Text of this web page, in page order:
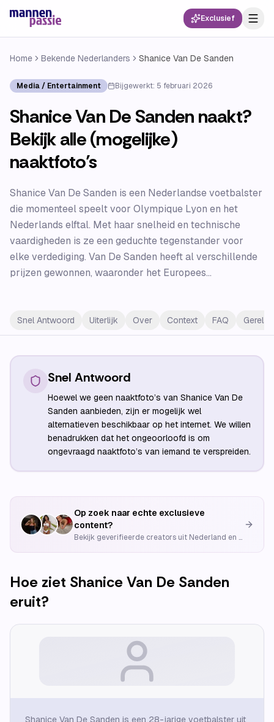
Exclusief
Home Bekende Nederlanders Shanice Van De Sanden
Media / Entertainment Bijgewerkt: 5 februari 2026
Shanice Van De Sanden naakt?
Bekijk alle (mogelijke)
naaktfoto’s
Shanice Van De Sanden is een Nederlandse voetbalster
die momenteel speelt voor Olympique Lyon en het
Nederlands elftal. Met haar snelheid en technische
vaardigheden is ze een geduchte tegenstander voor
elke verdediging. Van De Sanden heeft al verschillende
prijzen gewonnen, waaronder het Europees...
Snel Antwoord Uiterlijk Over Context FAQ
Snel Antwoord
Hoewel we geen naaktfoto’s van Shanice Van De
Sanden aanbieden, zijn er mogelijk wel
alternatieven beschikbaar op het internet. We willen
benadrukken dat het ongeoorloofd is om
ongevraagd naaktfoto’s van iemand te verspreiden.
Op zoek naar echte exclusieve
content?
Bekijk geverifieerde creators uit Nederland en België
Hoe ziet Shanice Van De Sanden
eruit?
Shanice Van De Sanden is een 28-jarige voetbalster uit